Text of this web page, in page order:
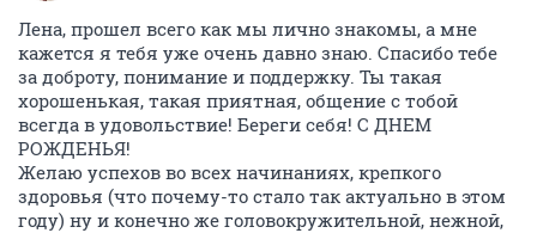
Лена, прошел всего как мы лично знакомы, а мне
кажется я тебя уже очень давно знаю. Спасибо тебе
за доброту, понимание и поддержку. Ты такая
хорошенькая, такая приятная, общение с тобой
всегда в удовольствие! Береги себя! С ДНЕМ
РОЖДЕНЬЯ!
Желаю успехов во всех начинаниях, крепкого
здоровья (что почему-то стало так актуально в этом
году) ну и конечно же головокружительной, нежной,